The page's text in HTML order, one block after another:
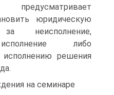
юридическую
за неисполнение,
либо
исполнению решения
на семинаре